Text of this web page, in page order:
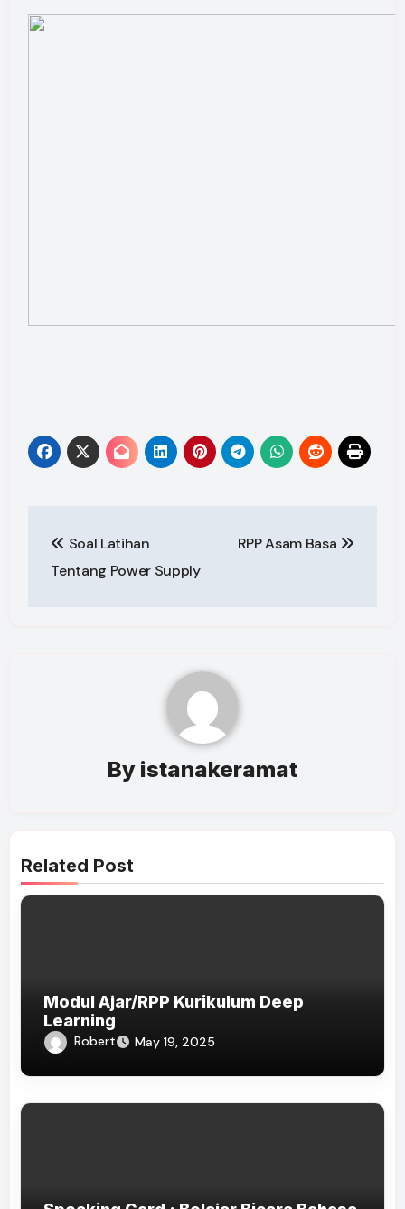
navigation
Soal Latihan
Tentang Power Supply
RPP Asam Basa
By istanakeramat
Related Post
Modul Ajar/RPP Kurikulum Deep
Learning
Robert May 19, 2025